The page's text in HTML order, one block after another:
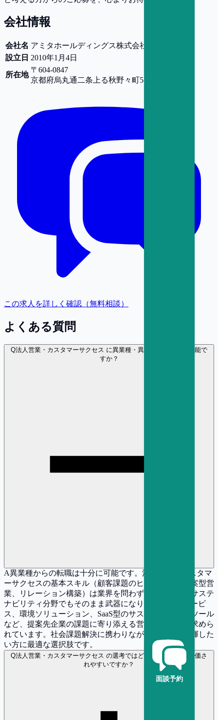
面談予約
会社情報
会社名 アミタホールディングス株式会社
設立日 2010年1月4日
所在地
〒604-0847
京都府烏丸通二条上る秋野々町518
この求人を詳しく確認（無料相談）
よくある質問
Q法人営業・カスタマーサクセス に異業種・異職種から転職は可能で
すか？
A異業種からの転職は十分に可能です。法人営業やカスタマ
ーサクセスの基本スキル（顧客課題のヒアリング、提案型営
業、リレーション構築）は業界を問わず共通であり、サステ
ナビリティ分野でもそのまま武器になります。ESGサービ
ス、環境ソリューション、SaaS型のサステナビリティツール
など、提案先企業の課題に寄り添える営業人材は常に求めら
れています。社会課題解決に携わりながら営業力を発揮した
い方に最適な選択肢です。
Q法人営業・カスタマーサクセス の選考ではどのような経験が評価さ
れやすいですか？